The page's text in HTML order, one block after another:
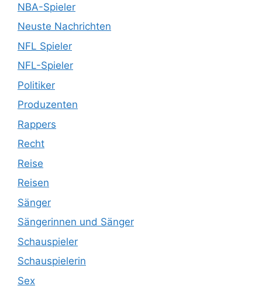
NBA-Spieler
Neuste Nachrichten
NFL Spieler
NFL-Spieler
Politiker
Produzenten
Rappers
Recht
Reise
Reisen
Sänger
Sängerinnen und Sänger
Schauspieler
Schauspielerin
Sex